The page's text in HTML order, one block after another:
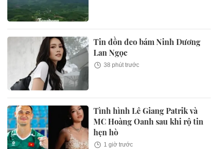
Tin đồn đeo bám Ninh Dương
Lan Ngọc
38 phút trước
Tình hình Lê Giang Patrik và
MC Hoàng Oanh sau khi rộ tin
hẹn hò
1 giờ trước